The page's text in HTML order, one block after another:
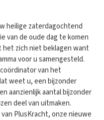
heilige zaterdagochtend
van de oude dag te komen
zich niet beklagen want
voor u samengesteld.
van het
weet u, een bijzonder
aanzienlijk aantal bijzonder
deel van uitmaken.
PlusKracht, onze nieuwe